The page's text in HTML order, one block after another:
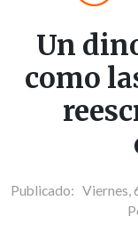
Un
como
Publicado: Viernes,